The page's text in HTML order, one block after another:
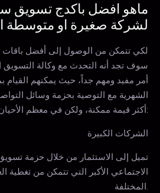
لشركة صغيرة او متوسطة
لكي تتمكن من الوصول إلى أفضل
سوف تجد أنه التحدث مع وكالة التسويق
أمر مفيد ومهم جداً، حيث يمكنهم القيام
الشهرية مع التوصية بحزمة وسائل
أكثر قيمة ممكنة، ولكن في معظم الأحيان نجد ما يلي:
الشركات الكبيرة
تميل إلى الاستثمار من خلال حزمة
الاجتماعي الأكبر التي تتمكن من تغطية
المختلفة.